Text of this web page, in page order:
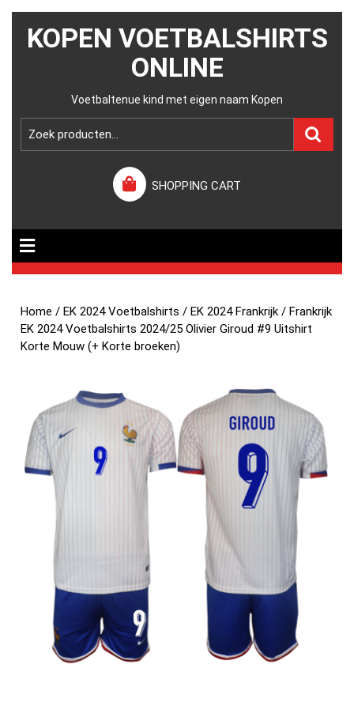
KOPEN VOETBALSHIRTS
ONLINE
Voetbaltenue kind met eigen naam Kopen
SHOPPING CART
Home /EK 2024 Voetbalshirts /EK 2024 Frankrijk / Frankrijk
EK 2024 Voetbalshirts 2024/25 Olivier Giroud #9 Uitshirt
Korte Mouw (+ Korte broeken)